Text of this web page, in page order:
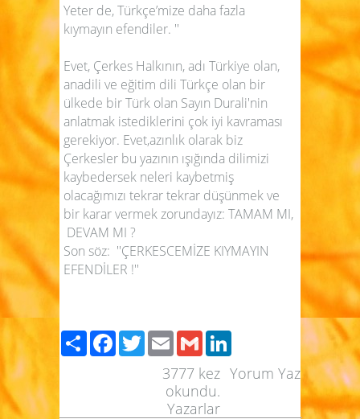
Yeter de, Türkçe’mize daha fazla
kıymayın efendiler. ''
Evet, Çerkes Halkının, adı Türkiye olan,
anadili ve eğitim dili Türkçe olan bir
ülkede bir Türk olan Sayın Durali'nin
anlatmak istediklerini çok iyi kavraması
gerekiyor. Evet,azınlık olarak biz
Çerkesler bu yazının ışığında dilimizi
kaybedersek neleri kaybetmiş
olacağımızı tekrar tekrar düşünmek ve
bir karar vermek zorundayız: TAMAM MI,
DEVAM MI ?
Son söz: ''ÇERKESCEMİZE KIYMAYIN
EFENDİLER !''
PaylaşFacebook
TwitterEmailGmail
Yorum Yaz
3777 kez
okundu.
Yazarlar